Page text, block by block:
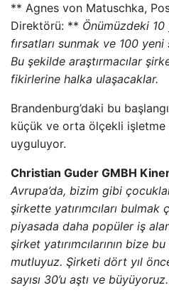
** Agnes von Matuschka,
Direktörü: ** Önümüzdeki
fırsatları sunmak ve 100
Bu şekilde araştırmacılar
fikirlerine halka ulaşacaklar.
Brandenburg’daki bu
küçük ve orta ölçekli
uyguluyor.
Christian Guder GMBH
Avrupa’da, bizim gibi
şirkette yatırımcıları
piyasada daha popüler iş
şirket yatırımcılarının bize
mutluyuz. Şirketi dört yıl
sayısı 30’u aştı ve büyüyoruz.